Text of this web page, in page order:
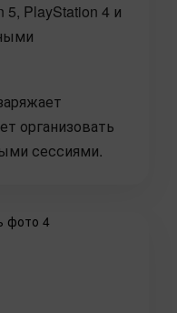
5, PlayStation 4 и
организовать
сессиями.